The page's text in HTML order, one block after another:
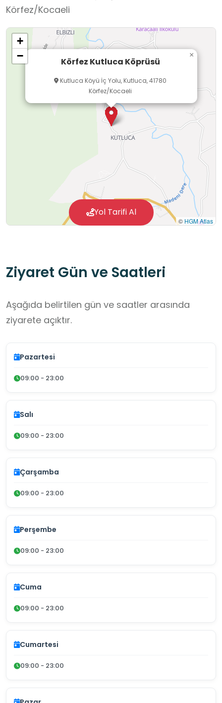
oluşacaktır. Taş köprülerin nasıl yapıldığına dair
genel mühendislik prensipleri hakkında bilgi
sahibi olmasına katkı sağlayacaktır. Ayrıca
tarihi eserleri koruma bilinci kazanarak yaşadığı
Körfez/Kocaeli
Körfez Kutluca Köprüsü
Kutluca Köyü İç Yolu, Kutluca, 41780
Körfez/Kocaeli
×
+
−
© HGM Atlas
Yol Tarifi Al
Ziyaret Gün ve Saatleri
Aşağıda belirtilen gün ve saatler arasında
ziyarete açıktır.
Pazartesi
09:00 - 23:00
Salı
09:00 - 23:00
Çarşamba
09:00 - 23:00
Perşembe
09:00 - 23:00
Cuma
09:00 - 23:00
Cumartesi
09:00 - 23:00